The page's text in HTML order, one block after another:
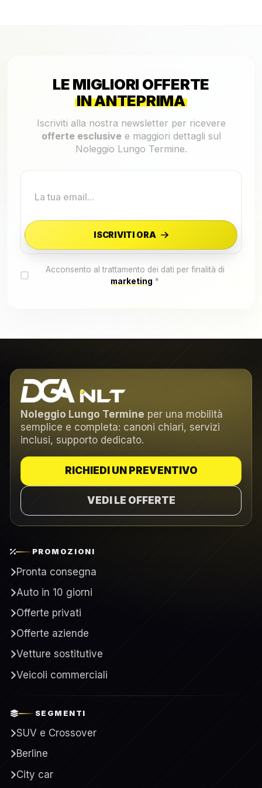
LE MIGLIORI OFFERTE
IN ANTEPRIMA
Iscriviti alla nostra newsletter per ricevere
offerte esclusivee maggiori dettagli sul
Noleggio Lungo Termine.
ISCRIVITI ORA
Acconsento al trattamento dei dati per finalità di
marketing *
Noleggio Lungo Termine per una mobilità
semplice e completa: canoni chiari, servizi
inclusi, supporto dedicato.
RICHIEDI UN PREVENTIVO
VEDI LE OFFERTE
PROMOZIONI
Pronta consegna
Auto in 10 giorni
Offerte privati
Offerte aziende
Vetture sostitutive
Veicoli commerciali
SEGMENTI
SUV e Crossover
Berline
City car